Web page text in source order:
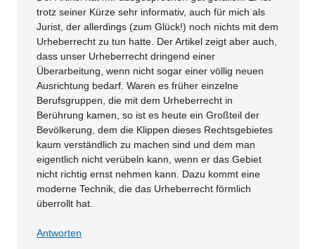
trotz seiner Kürze sehr informativ, auch für mich als
Jurist, der allerdings (zum Glück!) noch nichts mit dem
Urheberrecht zu tun hatte. Der Artikel zeigt aber auch,
dass unser Urheberrecht dringend einer
Überarbeitung, wenn nicht sogar einer völlig neuen
Ausrichtung bedarf. Waren es früher einzelne
Berufsgruppen, die mit dem Urheberrecht in
Berührung kamen, so ist es heute ein Großteil der
Bevölkerung, dem die Klippen dieses Rechtsgebietes
kaum verständlich zu machen sind und dem man
eigentlich nicht verübeln kann, wenn er das Gebiet
nicht richtig ernst nehmen kann. Dazu kommt eine
moderne Technik, die das Urheberrecht förmlich
überrollt hat.
Antworten